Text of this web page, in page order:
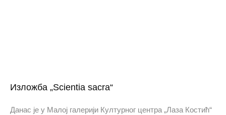
Изложба „Scientia sacra“
Данас је у Малој галерији Културног центра „Лаза Костић“